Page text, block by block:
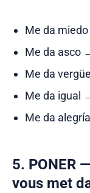
Me da
Me da asco
Me da
Me da igual
Me da
5. PONER
vous met